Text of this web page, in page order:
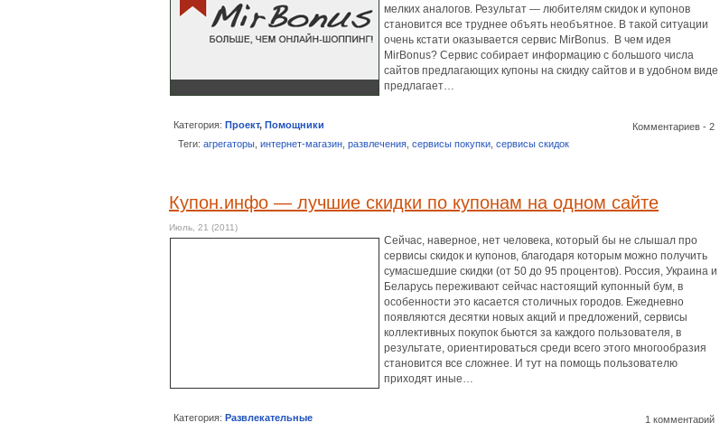
мелких аналогов. Результат — любителям скидок и купонов
становится все труднее объять необъятное. В такой ситуации
очень кстати оказывается сервис MirBonus. В чем идея
MirBonus? Сервис собирает информацию с большого числа
сайтов предлагающих купоны на скидку сайтов и в удобном виде
предлагает…
Категория: Проект, Помощники
Комментариев - 2
Теги: агрегаторы интернет-магазин развлечения сервисы покупки сервисы скидок
Купон.инфо — лучшие скидки по купонам на одном сайте
Июль, 21 (2011)
Сейчас, наверное, нет человека, который бы не слышал про
сервисы скидок и купонов, благодаря которым можно получить
сумасшедшие скидки (от 50 до 95 процентов). Россия, Украина и
Беларусь переживают сейчас настоящий купонный бум, в
особенности это касается столичных городов. Ежедневно
появляются десятки новых акций и предложений, сервисы
коллективных покупок бьются за каждого пользователя, в
результате, ориентироваться среди всего этого многообразия
становится все сложнее. И тут на помощь пользователю
приходят иные…
Категория: Развлекательные
1 комментарий